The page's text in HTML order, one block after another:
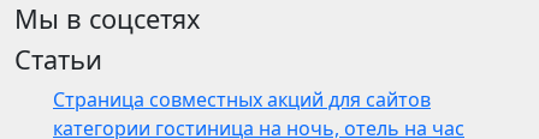
Мы в соцсетях
Статьи
Страница совместных акций для сайтов
категории гостиница на ночь, отель на час